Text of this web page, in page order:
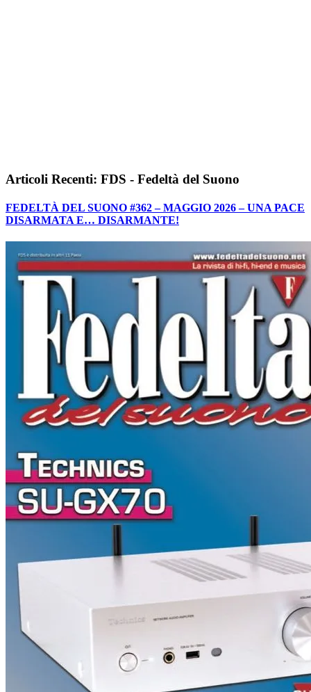
Articoli Recenti: FDS - Fedeltà del Suono
FEDELTÀ DEL SUONO #362 – MAGGIO 2026 – UNA PACE
DISARMATA E… DISARMANTE!